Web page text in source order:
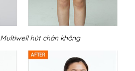
Multiwell hút chân không